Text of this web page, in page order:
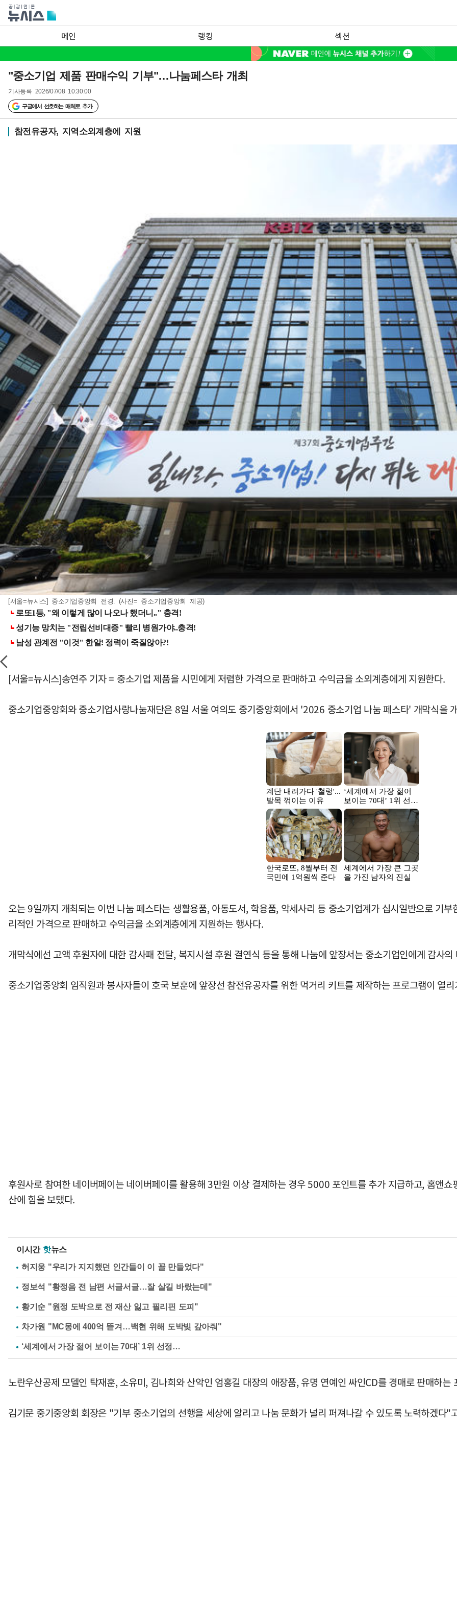
메인 랭킹 섹션
"중소기업 제품 판매수익 기부"…나눔페스타 개최
기사등록 2026/07/08 10:30:00
구글에서 선호하는 매체로 추가
참전유공자, 지역소외계층에 지원
[서울=뉴시스] 중소기업중앙회 전경. (사진= 중소기업중앙회 제공)
[서울=뉴시스]송연주 기자 = 중소기업 제품을 시민에게 저렴한 가격으로 판매하고 수익금을 소외계층에게 지원한다.
중소기업중앙회와 중소기업사랑나눔재단은 8일 서울 여의도 중기중앙회에서 '2026 중소기업 나눔 페스타' 개막식을
오는 9일까지 개최되는 이번 나눔 페스타는 생활용품, 아동도서, 학용품, 악세사리 등 중소기업계가 십시일반으로 기
리적인 가격으로 판매하고 수익금을 소외계층에게 지원하는 행사다.
개막식에선 고액 후원자에 대한 감사패 전달, 복지시설 후원 결연식 등을 통해 나눔에 앞장서는 중소기업인에게 감사의
중소기업중앙회 임직원과 봉사자들이 호국 보훈에 앞장선 참전유공자를 위한 먹거리 키트를 제작하는 프로그램이 열
후원사로 참여한 네이버페이는 네이버페이를 활용해 3만원 이상 결제하는 경우 5000 포인트를 추가 지급하고, 홈앤
산에 힘을 보탰다.
이시간 핫뉴스
허지웅 "우리가 지지했던 인간들이 이 꼴 만들었다"
정보석 "황정음 전 남편 서글서글…잘 살길 바랐는데"
황기순 "원정 도박으로 전 재산 잃고 필리핀 도피"
차가원 "MC몽에 400억 뜯겨…백현 위해 도박빚 갚아줘"
노란우산공제 모델인 탁재훈, 소유미, 김나희와 산악인 엄홍길 대장의 애장품, 유명 연예인 싸인CD를 경매로 판매하는
김기문 중기중앙회 회장은 "기부 중소기업의 선행을 세상에 알리고 나눔 문화가 널리 퍼져나갈 수 있도록 노력하겠다"